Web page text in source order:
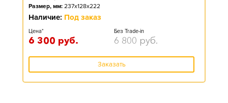
Размер, мм: 237x128x222
Наличие: Под заказ
Цена*
6 300 руб.
Без Trade-in
6 800 руб.
Заказать